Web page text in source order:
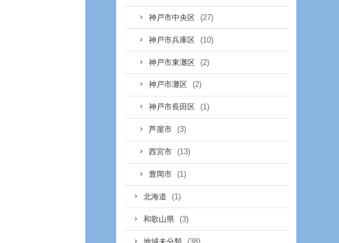
神戸市中央区 (27)
神戸市兵庫区 (10)
神戸市東灘区 (2)
神戸市灘区 (2)
神戸市長田区 (1)
芦屋市 (3)
西宮市 (13)
豊岡市 (1)
北海道 (1)
和歌山県 (3)